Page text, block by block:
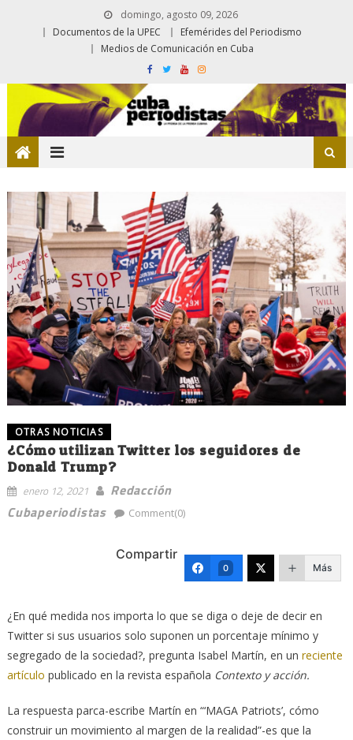
domingo, agosto 09, 2026
Documentos de la UPEC
Efemérides del Periodismo
Medios de Comunicación en Cuba
OTRAS NOTICIAS
¿Cómo utilizan Twitter los seguidores de
Donald Trump?
enero 12, 2021
Redacción
Cubaperiodistas
Comment(0)
Compartir
0 Más
¿En qué medida nos importa lo que se diga o deje de decir en
Twitter si sus usuarios solo suponen un porcentaje mínimo y
segregado de la sociedad?, pregunta Isabel Martín, en un reciente
artículo publicado en la revista española Contexto y acción.
La respuesta parca-escribe Martín en “‘MAGA Patriots’, cómo
construir un movimiento al margen de la realidad”-es que la